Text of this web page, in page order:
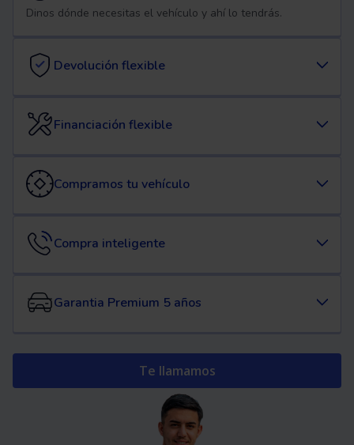
Dinos dónde necesitas el vehículo y ahí lo tendrás.
Devolución flexible
Financiación flexible
Compramos tu vehículo
Compra inteligente
Garantia Premium 5 años
Te llamamos